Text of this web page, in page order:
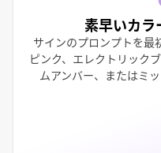
素早いカラ
サインのプロンプトを最
ピンク、エレクトリック
ムアンバー、またはミ